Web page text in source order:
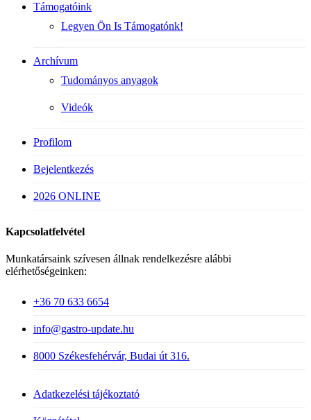
Támogatóink
Legyen Ön Is Támogatónk!
Archívum
Tudományos anyagok
Videók
Profilom
Bejelentkezés
2026 ONLINE
Kapcsolatfelvétel
Munkatársaink szívesen állnak rendelkezésre alábbi
elérhetőségeinken:
+36 70 633 6654
info@gastro-update.hu
8000 Székesfehérvár, Budai út 316.
Adatkezelési tájékoztató